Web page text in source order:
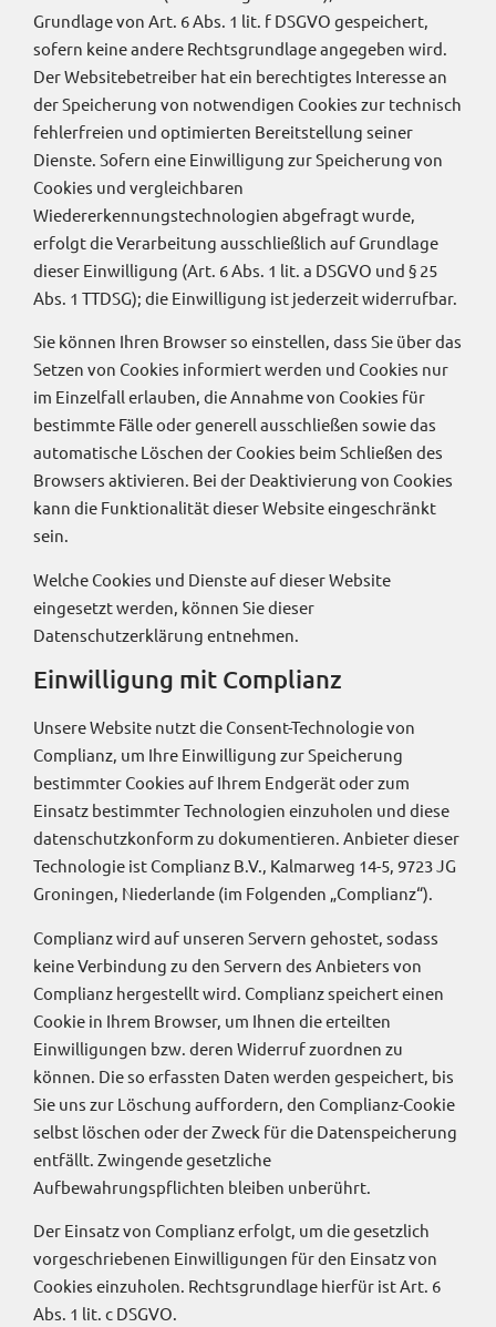
Grundlage von Art. 6 Abs. 1 lit. f DSGVO gespeichert,
sofern keine andere Rechtsgrundlage angegeben wird.
Der Websitebetreiber hat ein berechtigtes Interesse an
der Speicherung von notwendigen Cookies zur technisch
fehlerfreien und optimierten Bereitstellung seiner
Dienste. Sofern eine Einwilligung zur Speicherung von
Cookies und vergleichbaren
Wiedererkennungstechnologien abgefragt wurde,
erfolgt die Verarbeitung ausschließlich auf Grundlage
dieser Einwilligung (Art. 6 Abs. 1 lit. a DSGVO und § 25
Abs. 1 TTDSG); die Einwilligung ist jederzeit widerrufbar.
Sie können Ihren Browser so einstellen, dass Sie über das
Setzen von Cookies informiert werden und Cookies nur
im Einzelfall erlauben, die Annahme von Cookies für
bestimmte Fälle oder generell ausschließen sowie das
automatische Löschen der Cookies beim Schließen des
Browsers aktivieren. Bei der Deaktivierung von Cookies
kann die Funktionalität dieser Website eingeschränkt
sein.
Welche Cookies und Dienste auf dieser Website
eingesetzt werden, können Sie dieser
Datenschutzerklärung entnehmen.
Einwilligung mit Complianz
Unsere Website nutzt die Consent-Technologie von
Complianz, um Ihre Einwilligung zur Speicherung
bestimmter Cookies auf Ihrem Endgerät oder zum
Einsatz bestimmter Technologien einzuholen und diese
datenschutzkonform zu dokumentieren. Anbieter dieser
Technologie ist Complianz B.V., Kalmarweg 14-5, 9723 JG
Groningen, Niederlande (im Folgenden „Complianz“).
Complianz wird auf unseren Servern gehostet, sodass
keine Verbindung zu den Servern des Anbieters von
Complianz hergestellt wird. Complianz speichert einen
Cookie in Ihrem Browser, um Ihnen die erteilten
Einwilligungen bzw. deren Widerruf zuordnen zu
können. Die so erfassten Daten werden gespeichert, bis
Sie uns zur Löschung auffordern, den Complianz-Cookie
selbst löschen oder der Zweck für die Datenspeicherung
entfällt. Zwingende gesetzliche
Aufbewahrungspflichten bleiben unberührt.
Der Einsatz von Complianz erfolgt, um die gesetzlich
vorgeschriebenen Einwilligungen für den Einsatz von
Cookies einzuholen. Rechtsgrundlage hierfür ist Art. 6
Abs. 1 lit. c DSGVO.